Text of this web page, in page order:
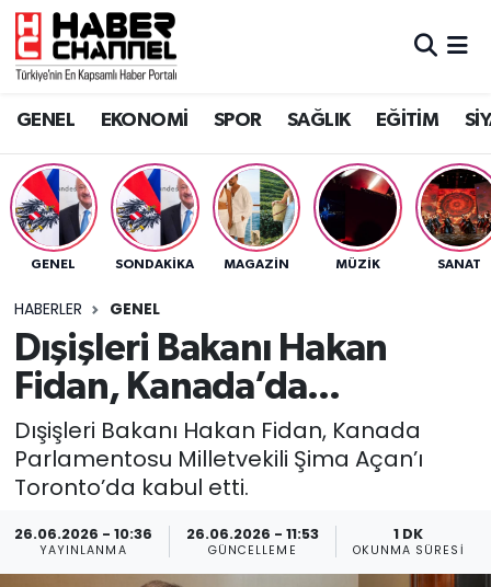
GENEL EKONOMİ SPOR SAĞLIK EĞİTİM
GENEL SONDAKIKA MAGAZİN MÜZİK SANAT
HABERLER GENEL
Dışişleri Bakanı Hakan
Fidan, Kanada’da...
Dışişleri Bakanı Hakan Fidan, Kanada
Parlamentosu Milletvekili Şima Açan’ı
Toronto’da kabul etti.
26.06.2026 - 10:36
YAYINLANMA
26.06.2026 - 11:53
GÜNCELLEME
1 DK
OKUNMA SÜRESI
GENEL
SPOR
SAĞLIK
EĞİTİM
SİYASET
MAGAZİN
Nöbetçi Eczaneler
Trafik Durumu
Süper Lig Puan Durumu ve Fikstür
Tüm Manşetler
Son Dakika Haberleri
Haber Arşivi